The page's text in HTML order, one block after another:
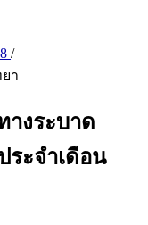
/
า
างระบาด
ระจำเดือน